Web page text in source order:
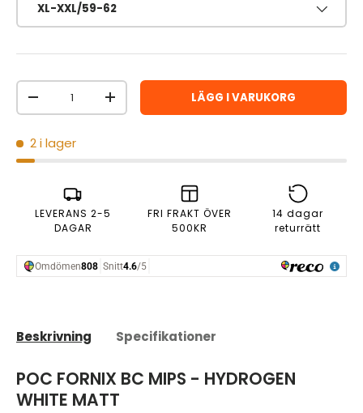
XL-XXL/59-62
Antal
MINSKA ANTALÖKA ANTAL LÄGG I VARUKORG
2 i lager
LEVERANS 2-5
DAGAR
FRI FRAKT ÖVER
500KR
14 dagar
returrätt
Beskrivning Specifikationer
POC FORNIX BC MIPS - HYDROGEN
WHITE MATT